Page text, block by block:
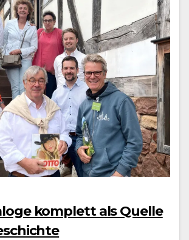
komplett als Quelle